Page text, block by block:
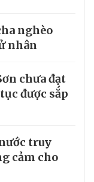
nghèo
nhân
chưa đạt
được sắp
truy
cảm cho